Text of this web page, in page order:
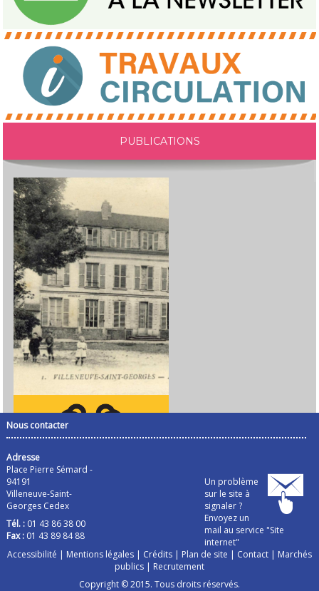
PUBLICATIONS
Nous contacter
Adresse
Place Pierre Sémard -
94191
Villeneuve-Saint-
Georges Cedex
Tél. :01 43 86 38 00
Fax :01 43 89 84 88
Un problème
sur le site à
signaler ?
Envoyez un
mail au service "Site
internet"
Accessibilité | Mentions légales | Crédits | Plan de site | Contact | Marchés
publics | Recrutement
Copyright © 2015. Tous droits réservés.